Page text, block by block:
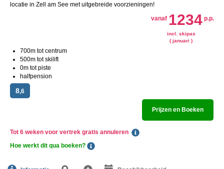
locatie in Zell am See met uitgebreide voorzieningen!
vanaf 1234 p.p.
incl. skipas
( januari )
700m tot centrum
500m tot skilift
0m tot piste
halfpension
8,6
Prijzen en Boeken
Tot 6 weken voor vertrek gratis annuleren
Hoe werkt dit qua boeken?